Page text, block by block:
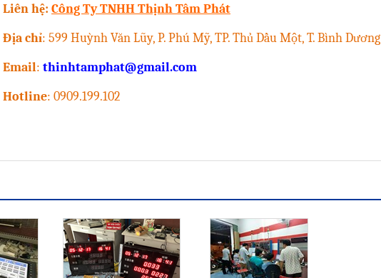
Liên hệ: Công Ty TNHH Thịnh Tâm Phát
Địa chỉ: 599 Huỳnh Văn Lũy, P. Phú Mỹ, TP. Thủ Dầu Một, T. Bình Dương
Email: thinhtamphat@gmail.com
Hotline: 0909.199.102